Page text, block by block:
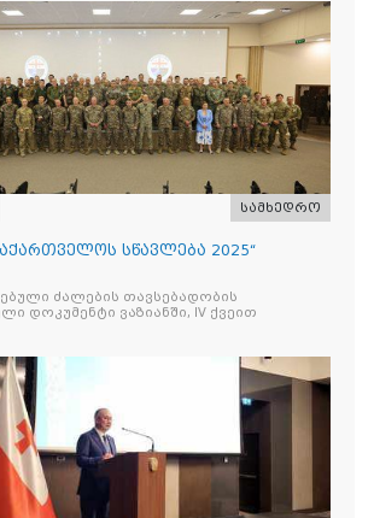
სამხედრო
სწავლება 2025“
ძალების თავსებადობის
დოკუმენტი ვაზიანში, IV ქვეით